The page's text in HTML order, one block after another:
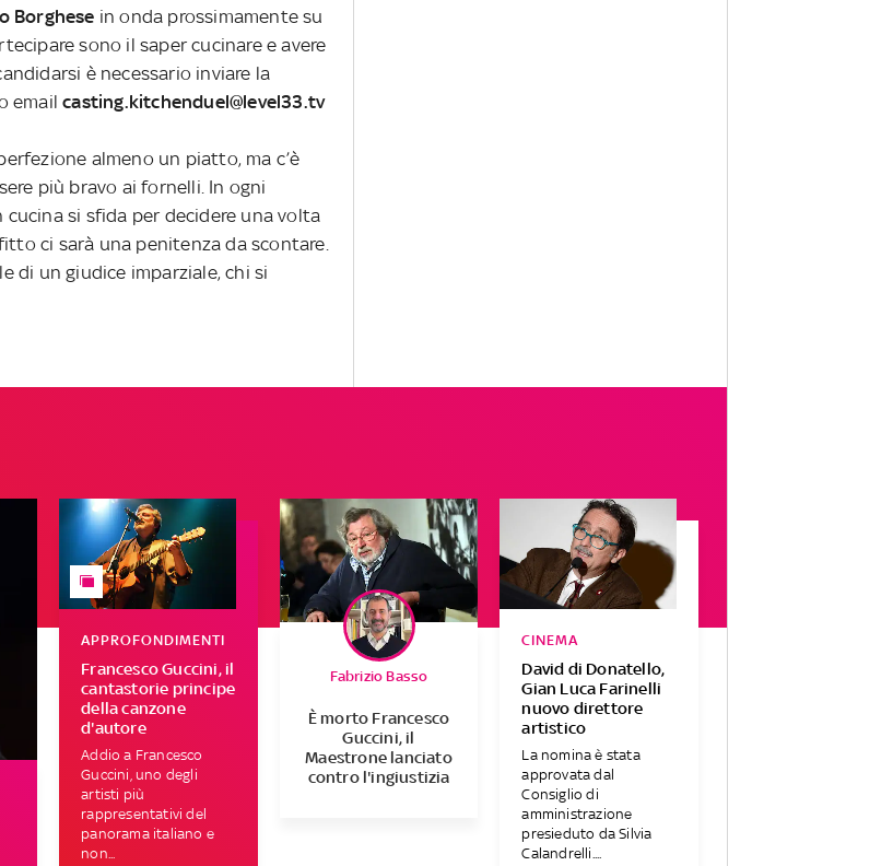
Borghese in onda prossimamente su
sono il saper cucinare e avere
è necessario inviare la
emailcasting.kitchenduel@level33.tv
almeno un piatto, ma c’è
più bravo ai fornelli. In ogni
cucina si sfida per decidere una volta
ci sarà una penitenza da scontare.
di un giudice imparziale, chi si
Francesco Guccini, il
cantastorie principe
della canzone
d'autore
APPROFONDIMENTI
Addio a Francesco
Guccini, uno degli
artisti più
rappresentativi del
panorama italiano e
non...
È morto Francesco
Guccini, il
Maestrone lanciato
contro l'ingiustizia
Fabrizio Basso
David di Donatello,
Gian Luca Farinelli
nuovo direttore
artistico
CINEMA
La nomina è stata
approvata dal
Consiglio di
amministrazione
presieduto da Silvia
Calandrelli....